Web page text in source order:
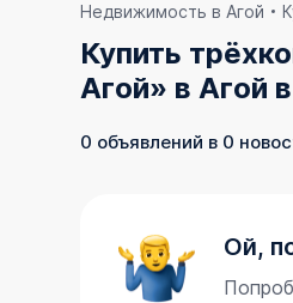
Недвижимость в Агой
Купить
Агой» в Агой
0 объявлений в 0
Ой,